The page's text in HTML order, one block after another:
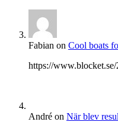
Fabian on Cool boats
https://
André on När blev